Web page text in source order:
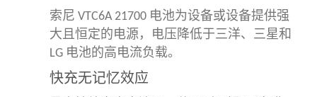
索尼 VTC6A 21700 电池为设备或设备提供强
大且恒定的电源，电压降低于三洋、三星和
LG 电池的高电流负载。
快充无记忆效应